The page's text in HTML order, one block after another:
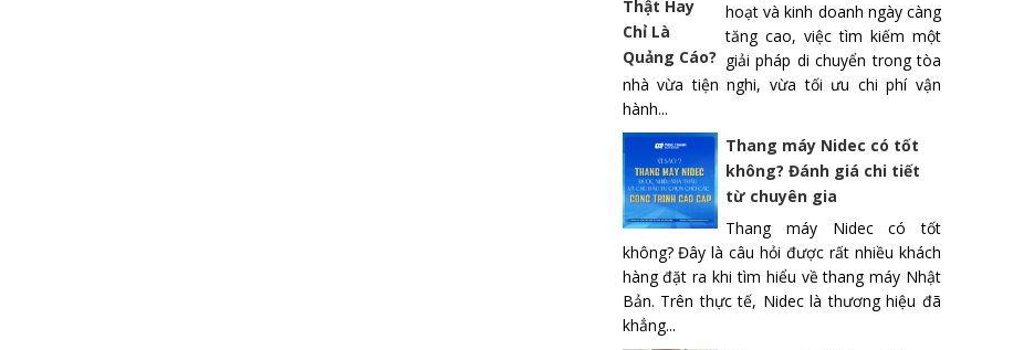
hoạt và kinh doanh ngày càng
tăng cao, việc tìm kiếm một
giải pháp di chuyển trong tòa
nhà vừa tiện nghi, vừa tối ưu chi phí vận
hành...
Thang máy Nidec có tốt
không? Đánh giá chi tiết
từ chuyên gia
Thang máy Nidec có tốt
không? Đây là câu hỏi được rất nhiều khách
hàng đặt ra khi tìm hiểu về thang máy Nhật
Bản. Trên thực tế, Nidec là thương hiệu đã
khẳng...